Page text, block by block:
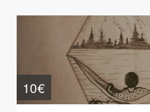
10€